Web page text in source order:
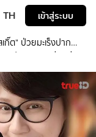
TH เข้าสู่ระบบ
กิ๊ต" ป่วยมะเร็งปาก
ลปินระดมทุนช่วยค่า